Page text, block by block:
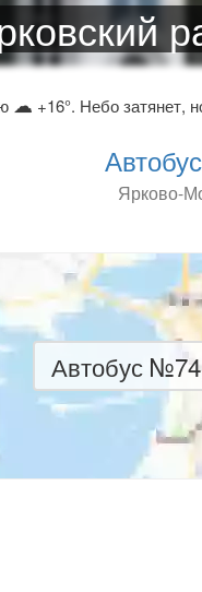
☁ +16°. Небо затянет,
Ярково-
Автобус